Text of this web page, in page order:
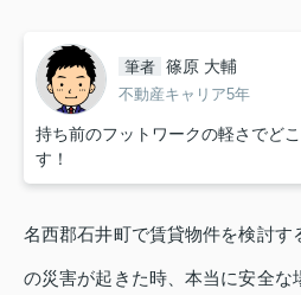
筆者 篠原 大輔
不動産キャリア5年
持ち前のフットワークの軽さでど
す！
名西郡石井町で賃貸物件を検討す
の災害が起きた時、本当に安全な